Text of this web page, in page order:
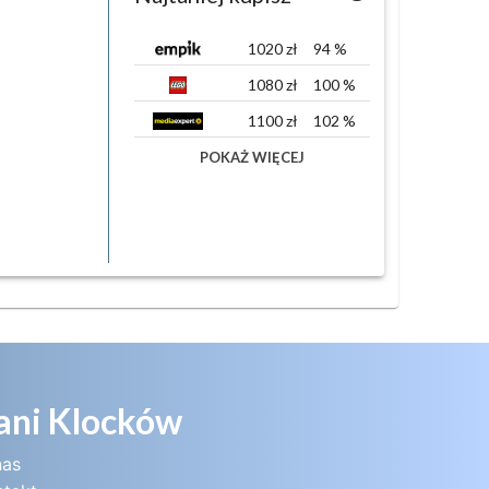
1020zł 94%
1080zł 100%
1100zł 102 %
POKAŻ WIĘCEJ
Klocków